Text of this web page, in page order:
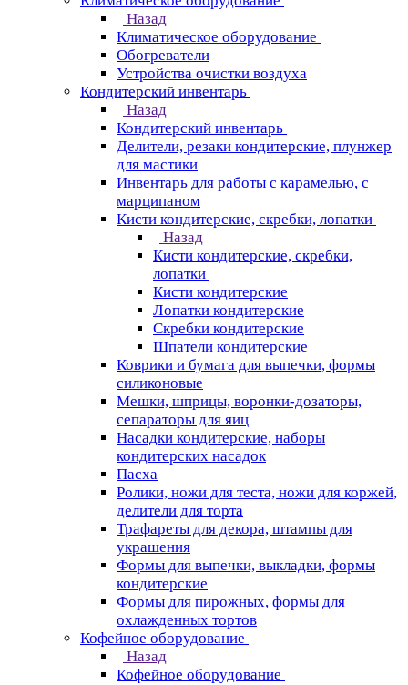
Назад
Климатическое оборудование
Обогреватели
Устройства очистки воздуха
Кондитерский инвентарь
Назад
Кондитерский инвентарь
Делители, резаки кондитерские, плунжер
для мастики
Инвентарь для работы с карамелью, с
марципаном
Кисти кондитерские, скребки, лопатки
Назад
Кисти кондитерские, скребки,
лопатки
Кисти кондитерские
Лопатки кондитерские
Скребки кондитерские
Шпатели кондитерские
Коврики и бумага для выпечки, формы
силиконовые
Мешки, шприцы, воронки-дозаторы,
сепараторы для яиц
Насадки кондитерские, наборы
кондитерских насадок
Пасха
Ролики, ножи для теста, ножи для коржей,
делители для торта
Трафареты для декора, штампы для
украшения
Формы для выпечки, выкладки, формы
кондитерские
Формы для пирожных, формы для
охлажденных тортов
Кофейное оборудование
Назад
Кофейное оборудование